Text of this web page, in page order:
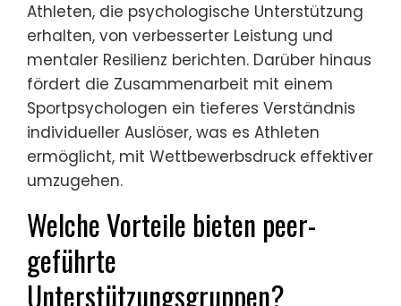
Athleten, die psychologische Unterstützung
erhalten, von verbesserter Leistung und
mentaler Resilienz berichten. Darüber hinaus
fördert die Zusammenarbeit mit einem
Sportpsychologen ein tieferes Verständnis
individueller Auslöser, was es Athleten
ermöglicht, mit Wettbewerbsdruck effektiver
umzugehen.
Welche Vorteile bieten peer-
geführte
Unterstützungsgruppen?